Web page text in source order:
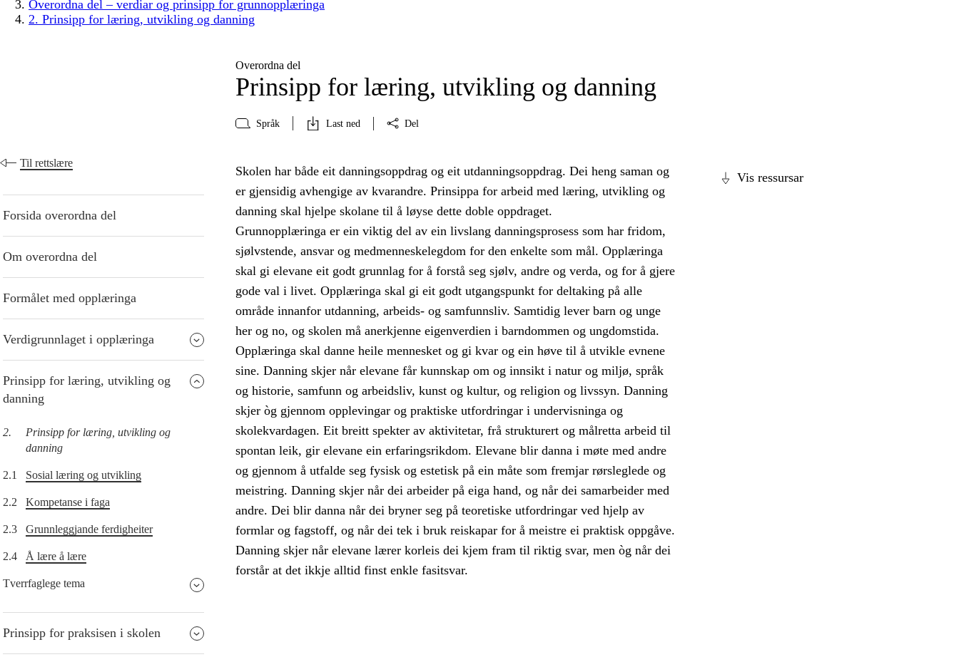
Overordna del – verdiar og prinsipp for grunnopplæringa
2. Prinsipp for læring, utvikling og danning
Overordna del
Prinsipp for læring, utvikling og danning
Språk Last ned Del
Til rettslære
Forsida overordna del
Om overordna del
Formålet med opplæringa
Verdigrunnlaget i opplæringa
Prinsipp for læring, utvikling og
danning
2.
Prinsipp for læring, utvikling og
danning
2.1 Sosial læring og utvikling
2.2 Kompetanse i faga
2.3 Grunnleggjande ferdigheiter
2.4 Å lære å lære
Tverrfaglege tema
Prinsipp for praksisen i skolen
Vis ressursar
Skolen har både eit danningsoppdrag og eit utdanningsoppdrag. Dei heng saman og
er gjensidig avhengige av kvarandre. Prinsippa for arbeid med læring, utvikling og
danning skal hjelpe skolane til å løyse dette doble oppdraget.
Grunnopplæringa er ein viktig del av ein livslang danningsprosess som har fridom,
sjølvstende, ansvar og medmenneskelegdom for den enkelte som mål. Opplæringa
skal gi elevane eit godt grunnlag for å forstå seg sjølv, andre og verda, og for å gjere
gode val i livet. Opplæringa skal gi eit godt utgangspunkt for deltaking på alle
område innanfor utdanning, arbeids- og samfunnsliv. Samtidig lever barn og unge
her og no, og skolen må anerkjenne eigenverdien i barndommen og ungdomstida.
Opplæringa skal danne heile mennesket og gi kvar og ein høve til å utvikle evnene
sine. Danning skjer når elevane får kunnskap om og innsikt i natur og miljø, språk
og historie, samfunn og arbeidsliv, kunst og kultur, og religion og livssyn. Danning
skjer òg gjennom opplevingar og praktiske utfordringar i undervisninga og
skolekvardagen. Eit breitt spekter av aktivitetar, frå strukturert og målretta arbeid til
spontan leik, gir elevane ein erfaringsrikdom. Elevane blir danna i møte med andre
og gjennom å utfalde seg fysisk og estetisk på ein måte som fremjar rørsleglede og
meistring. Danning skjer når dei arbeider på eiga hand, og når dei samarbeider med
andre. Dei blir danna når dei bryner seg på teoretiske utfordringar ved hjelp av
formlar og fagstoff, og når dei tek i bruk reiskapar for å meistre ei praktisk oppgåve.
Danning skjer når elevane lærer korleis dei kjem fram til riktig svar, men òg når dei
forstår at det ikkje alltid finst enkle fasitsvar.